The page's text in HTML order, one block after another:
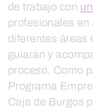
de trabajo con
profesionales en
diferentes áreas
guiarán y
proceso. Como
Programa
Caja de Burgos